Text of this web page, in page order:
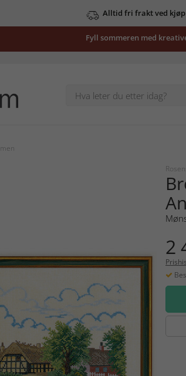
Alltid fri frakt ved kjøp
Fyll sommeren med
2